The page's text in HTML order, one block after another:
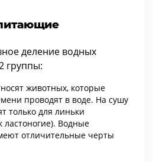
деление водных
группы:
животных, которые
проводят в воде. На сушу
только для линьки
ластоногие). Водные
отличительные черты